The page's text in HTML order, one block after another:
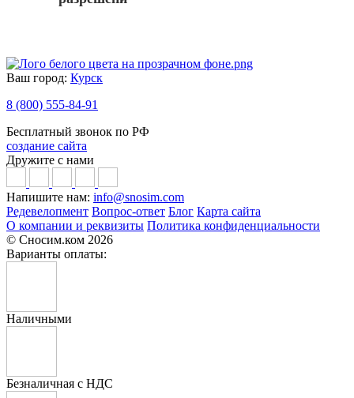
Ваш город: Курск
8 (800) 555-84-91
Бесплатный звонок по РФ
создание сайта
Дружите с нами
Напишите нам: info@snosim.com
Редевелопмент Вопрос-ответ Блог Карта сайта
О компании и реквизиты Политика конфиденциальности
© Сносим.ком 2026
Варианты оплаты:
Наличными
Безналичная с НДС